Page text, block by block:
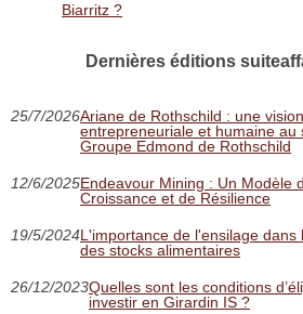
Biarritz ?
Dernières éditions
25/7/2026Ariane de Rothschild : une vision
entrepreneuriale et humaine au
Groupe Edmond de Rothschild
12/6/2025Endeavour Mining : Un Modèle
Croissance et de Résilience
19/5/2024L'importance de l'ensilage dans
des stocks alimentaires
26/12/2023Quelles sont les conditions
investir en Girardin IS ?